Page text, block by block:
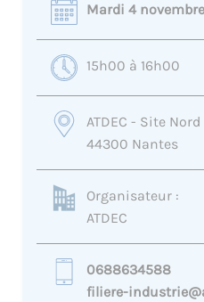
Mardi 4 novembre
15h00 à 16h00
ATDEC - Site
44300 Nantes
Organisateur :
ATDEC
0688634588
filiere-